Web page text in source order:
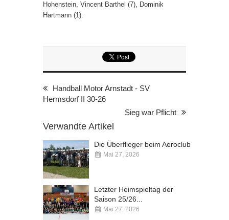
Hohenstein, Vincent Barthel (7), Dominik
Hartmann (1).
Handball Motor Arnstadt - SV
Hermsdorf II 30-26
Sieg war Pflicht
Verwandte Artikel
Die Überflieger beim Aeroclub
Mai 27, 2026
Letzter Heimspieltag der
Saison 25/26...
Mai 27, 2026